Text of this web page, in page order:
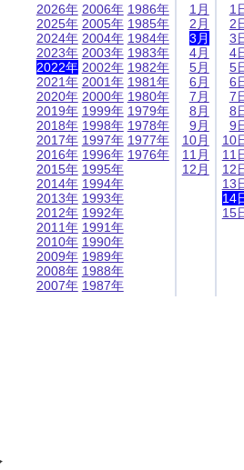
2026年
2025年
2024年
2023年
2022年
2021年
2020年
2019年
2018年
2017年
2016年
2015年
2014年
2013年
2012年
2011年
2010年
2009年
2008年
2007年
2006年
2005年
2004年
2003年
2002年
2001年
2000年
1999年
1998年
1997年
1996年
1995年
1994年
1993年
1992年
1991年
1990年
1989年
1988年
1987年
1986年
1985年
1984年
1983年
1982年
1981年
1980年
1979年
1978年
1977年
1976年
1月
2月
3月
4月
5月
6月
7月
8月
9月
10月
11月
12月
1
2
3
4
5
6
7
8
9
10
11
12
13
14
15